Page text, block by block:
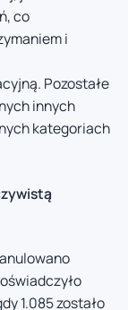
co
i
Pozostałe
innych
kategoriach
1.085 zostało